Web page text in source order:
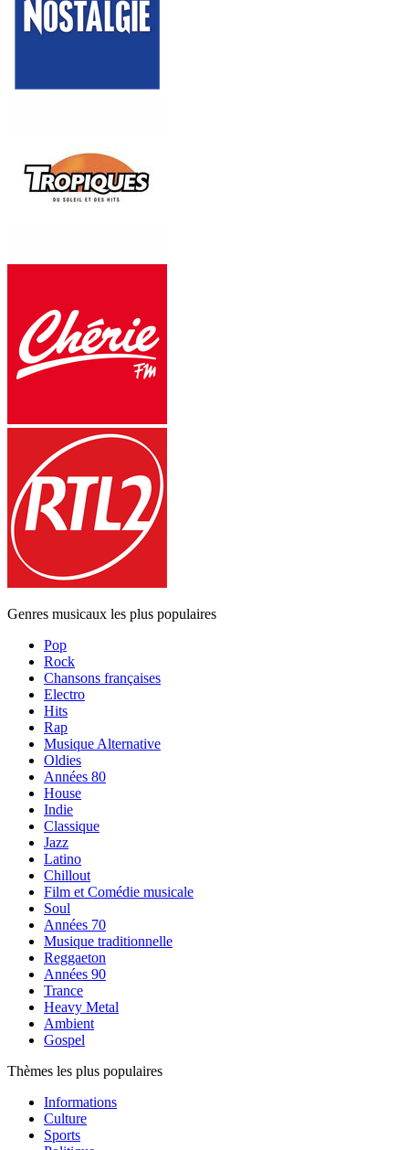
Genres musicaux les plus populaires
Pop
Rock
Chansons françaises
Electro
Hits
Rap
Musique Alternative
Oldies
Années 80
House
Indie
Classique
Jazz
Latino
Chillout
Film et Comédie musicale
Soul
Années 70
Musique traditionnelle
Reggaeton
Années 90
Trance
Heavy Metal
Ambient
Gospel
Thèmes les plus populaires
Informations
Culture
Sports